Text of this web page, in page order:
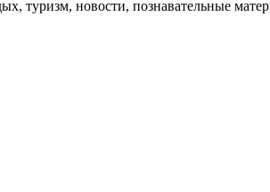
туризм, новости, познавательные